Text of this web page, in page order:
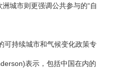
城市则更强调公共参与的“自
持续城市和气候变化政策专
表示，包括中国在内的